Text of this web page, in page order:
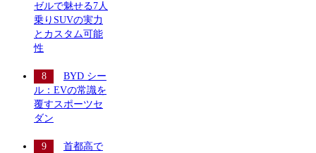
ゼルで魅せる7人
乗りSUVの実力
とカスタム可能
性
BYD シー
ル：EVの常識を
覆すスポーツセ
ダン
首都高で